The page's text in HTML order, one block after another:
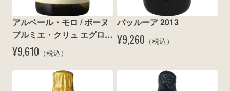
アルベール・モロ / ボーヌ
プルミエ・クリュ エグロ
ブラン 2011
¥9,610 （税込）
バッルーア 2013
¥9,260 （税込）